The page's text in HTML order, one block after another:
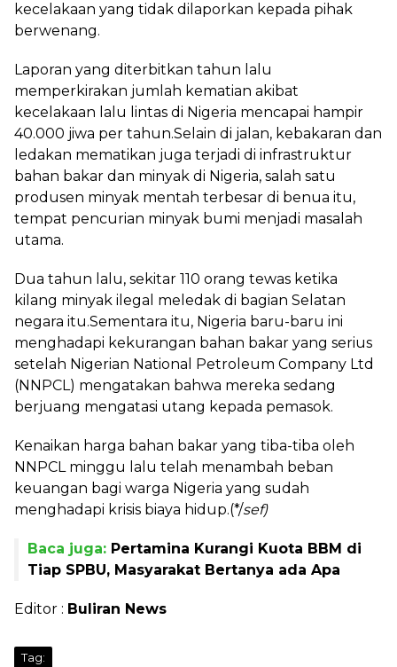
kecelakaan yang tidak dilaporkan kepada pihak
berwenang.
Laporan yang diterbitkan tahun lalu
memperkirakan jumlah kematian akibat
kecelakaan lalu lintas di Nigeria mencapai hampir
40.000 jiwa per tahun.Selain di jalan, kebakaran dan
ledakan mematikan juga terjadi di infrastruktur
bahan bakar dan minyak di Nigeria, salah satu
produsen minyak mentah terbesar di benua itu,
tempat pencurian minyak bumi menjadi masalah
utama.
Dua tahun lalu, sekitar 110 orang tewas ketika
kilang minyak ilegal meledak di bagian Selatan
negara itu.Sementara itu, Nigeria baru-baru ini
menghadapi kekurangan bahan bakar yang serius
setelah Nigerian National Petroleum Company Ltd
(NNPCL) mengatakan bahwa mereka sedang
berjuang mengatasi utang kepada pemasok.
Kenaikan harga bahan bakar yang tiba-tiba oleh
NNPCL minggu lalu telah menambah beban
keuangan bagi warga Nigeria yang sudah
menghadapi krisis biaya hidup.(*/sef)
Baca juga: Pertamina Kurangi Kuota BBM di
Tiap SPBU, Masyarakat Bertanya ada Apa
Editor : Buliran News
Tag: